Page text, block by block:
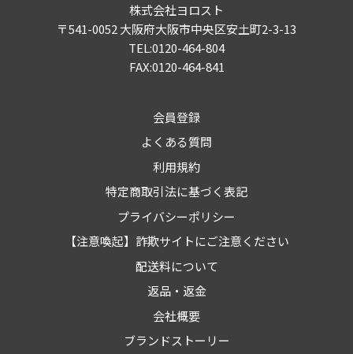
株式会社ヨロスト
〒541-0052 大阪府大阪市中央区安土町2-3-13
TEL:0120-464-804
FAX:0120-464-841
会員登録
よくある質問
利用規約
特定商取引法に基づく表記
プライバシーポリシー
【注意喚起】詐欺サイトにご注意ください
配送料について
返品・返金
会社概要
ブランドストーリー